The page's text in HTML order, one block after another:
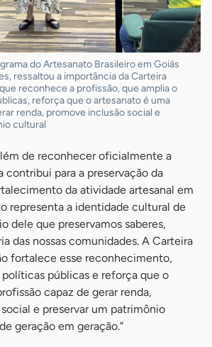
do Artesanato Brasileiro em Goiás
ressaltou a importância da Carteira
reconhece a profissão, que amplia o
reforça que o artesanato é uma
renda, promove inclusão social e
cultural
de reconhecer oficialmente a
contribui para a preservação da
da atividade artesanal em
representa a identidade cultural de
dele que preservamos saberes,
das nossas comunidades. A Carteira
fortalece esse reconhecimento,
políticas públicas e reforça que o
capaz de gerar renda,
e preservar um patrimônio
geração em geração.”